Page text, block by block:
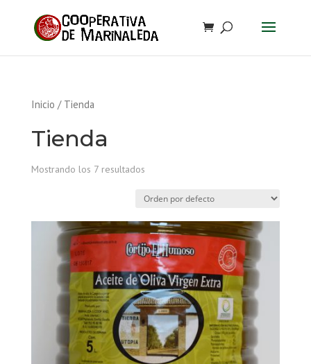
Inicio / Tienda
Tienda
Mostrando los 7 resultados